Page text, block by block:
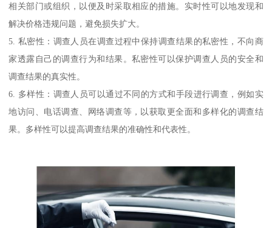
相关部门或组织，以便及时采取相应的措施。实时性可以地发现和
解决价格违规问题，避免损失扩大。
5. 私密性：调查人员在调查过程中保持调查结果的私密性，不向商
家透露自己的调查行为和结果。私密性可以保护调查人员的安全和
调查结果的真实性。
6. 多样性：调查人员可以通过不同的方式和手段进行调查，例如实
地访问、电话调查、网络调查等，以获取更全面和多样化的调查结
果。多样性可以提高调查结果的准确性和代表性。